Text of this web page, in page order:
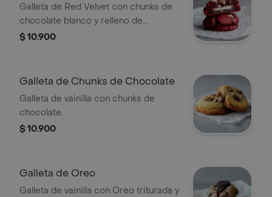
Galleta de Red Velvet con chunks de
chocolate blanco y relleno de
Cheesecake.
$ 10.900
Galleta de Chunks de Chocolate
Galleta de vainilla con chunks de
chocolate.
$ 10.900
Galleta de Oreo
Galleta de vainilla con Oreo triturada y